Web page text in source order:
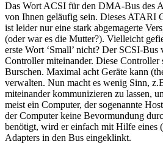
Das Wort ACSI für den DMA-Bus des
von Ihnen geläufig sein. Dieses ATARI
ist leider nur eine stark abgemagerte
(oder war es die Mutter?). Vielleicht
erste Wort ‘Small’ nicht? Der SCSI-Bus
Controller miteinander. Diese Controller
Burschen. Maximal acht Geräte kann
verwalten. Nun macht es wenig Sinn,
miteinander kommunizieren zu lassen,
meist ein Computer, der sogenannte
der Computer keine Bevormundung
benötigt, wird er einfach mit Hilfe eines
Adapters in den Bus eingeklinkt.